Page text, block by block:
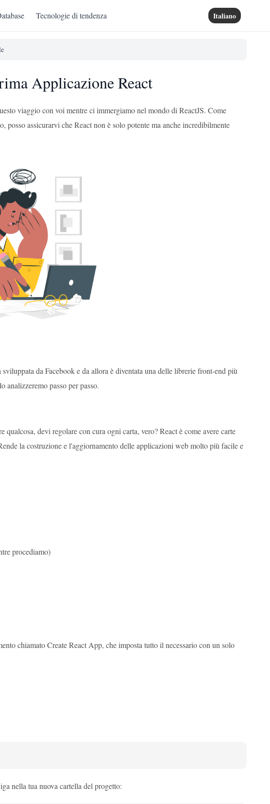
Tecnologie di tendenza Italiano
Applicazione React
viaggio con voi mentre ci immergiamo nel mondo di ReactJS. Come
posso assicurarvi che React non è solo potente ma anche incredibilmente
da Facebook e da allora è diventata una delle librerie front-end più
passo per passo.
devi regolare con cura ogni carta, vero? React è come avere carte
la costruzione e l'aggiornamento delle applicazioni web molto più facile e
procediamo)
chiamato Create React App, che imposta tutto il necessario con un solo
nella tua nuova cartella del progetto: